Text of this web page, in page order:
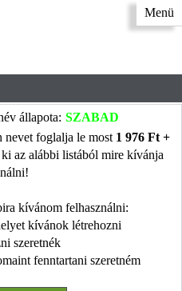
Menü
állapota: SZABAD
nevet foglalja le most 1 976 Ft +
az alábbi listából mire kívánja
kívánom felhasználni:
kívánok létrehozni
szeretnék
fenntartani szeretném